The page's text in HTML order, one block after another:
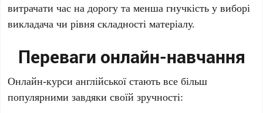
витрачати час на дорогу та менша гнучкість у виборі
викладача чи рівня складності матеріалу.
Переваги онлайн-навчання
Онлайн-курси англійської стають все більш
популярними завдяки своїй зручності: